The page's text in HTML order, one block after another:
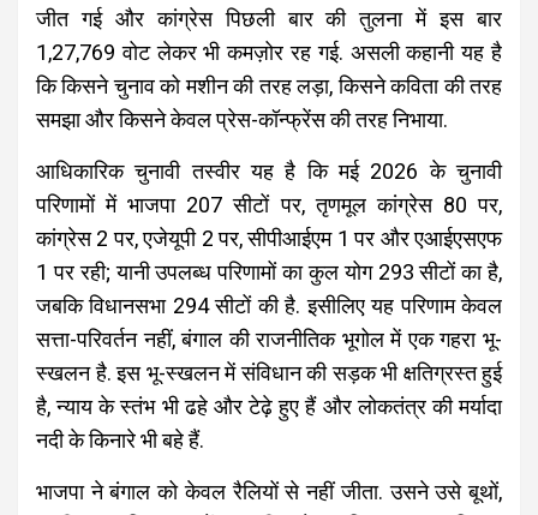
जीत गई और कांग्रेस पिछली बार की तुलना में इस बार
1,27,769 वोट लेकर भी कमज़ोर रह गई. असली कहानी यह है
कि किसने चुनाव को मशीन की तरह लड़ा, किसने कविता की तरह
समझा और किसने केवल प्रेस-कॉन्फ्रेंस की तरह निभाया.
आधिकारिक चुनावी तस्वीर यह है कि मई 2026 के चुनावी
परिणामों में भाजपा 207 सीटों पर, तृणमूल कांग्रेस 80 पर,
कांग्रेस 2 पर, एजेयूपी 2 पर, सीपीआईएम 1 पर और एआईएसएफ
1 पर रही; यानी उपलब्ध परिणामों का कुल योग 293 सीटों का है,
जबकि विधानसभा 294 सीटों की है. इसीलिए यह परिणाम केवल
सत्ता-परिवर्तन नहीं, बंगाल की राजनीतिक भूगोल में एक गहरा भू-
स्खलन है. इस भू-स्खलन में संविधान की सड़क भी क्षतिग्रस्त हुई
है, न्याय के स्तंभ भी ढहे और टेढ़े हुए हैं और लोकतंत्र की मर्यादा
नदी के किनारे भी बहे हैं.
भाजपा ने बंगाल को केवल रैलियों से नहीं जीता. उसने उसे बूथों,